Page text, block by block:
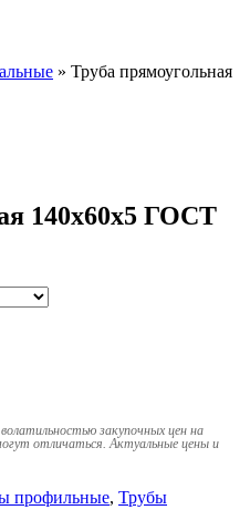
» Труба прямоугольная
140х60х5 ГОСТ
закупочных цен на
отличаться. Актуальные цены и
профильные, Трубы